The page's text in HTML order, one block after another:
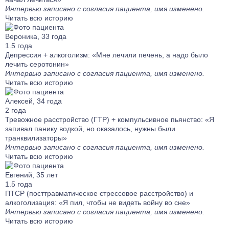
Интервью записано с согласия пациента, имя изменено.
Читать всю историю
Вероника, 33 года
1.5 года
Депрессия + алкоголизм: «Мне лечили печень, а надо было
лечить серотонин»
Интервью записано с согласия пациента, имя изменено.
Читать всю историю
Алексей, 34 года
2 года
Тревожное расстройство (ГТР) + компульсивное пьянство: «Я
запивал панику водкой, но оказалось, нужны были
транквилизаторы»
Интервью записано с согласия пациента, имя изменено.
Читать всю историю
Евгений, 35 лет
1.5 года
ПТСР (посттравматическое стрессовое расстройство) и
алкоголизация: «Я пил, чтобы не видеть войну во сне»
Интервью записано с согласия пациента, имя изменено.
Читать всю историю